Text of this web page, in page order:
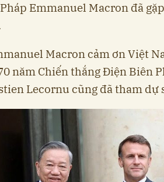
Emmanuel Macron đã
Macron cảm ơn Việt
năm Chiến thắng Điện Biên
Lecornu cũng đã tham dự